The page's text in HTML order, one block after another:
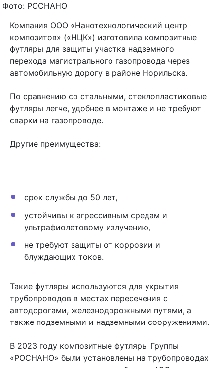
Фото: РОСНАНО
Компания ООО «Нанотехнологический центр
композитов» («НЦК») изготовила композитные
футляры для защиты участка надземного
перехода магистрального газопровода через
автомобильную дорогу в районе Норильска.
По сравнению со стальными, стеклопластиковые
футляры легче, удобнее в монтаже и не требуют
сварки на газопроводе.
Другие преимущества:
срок службы до 50 лет,
устойчивы к агрессивным средам и
ультрафиолетовому излучению,
не требуют защиты от коррозии и
блуждающих токов.
Такие футляры используются для укрытия
трубопроводов в местах пересечения с
автодорогами, железнодорожными путями, а
также подземными и надземными сооружениями.
В 2023 году композитные футляры Группы
«РОСНАНО» были установлены на трубопроводах